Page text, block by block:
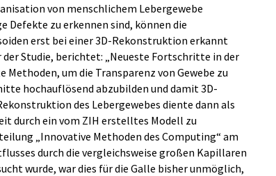
von menschlichem Lebergewebe
Defekte zu erkennen sind, können die
erst bei einer 3D-Rekonstruktion erkannt
Studie, berichtet: „Neueste Fortschritte in der
um die Transparenz von Gewebe zu
hochauflösend abzubilden und damit 3D-
des Lebergewebes diente dann als
durch ein vom ZIH erstelltes Modell zu
„Innovative Methoden des Computing“ am
durch die vergleichsweise großen Kapillaren
wurde, war dies für die Galle bisher unmöglich,